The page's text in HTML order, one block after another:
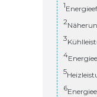
1
2
3
4
5
6